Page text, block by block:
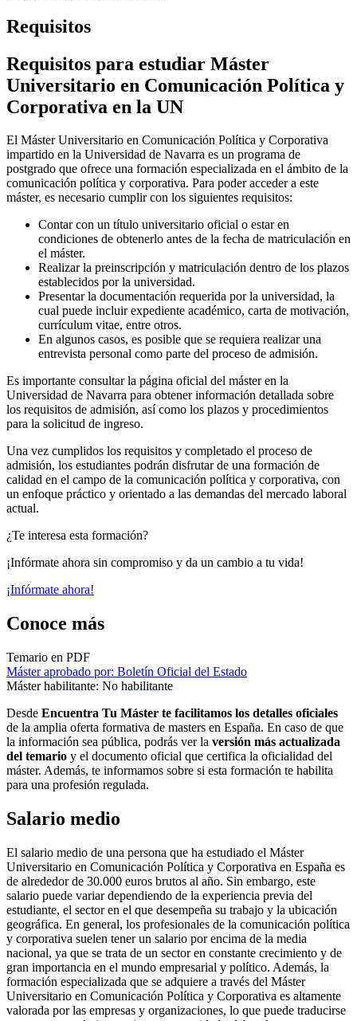
Requisitos
Requisitos para estudiar Máster
Universitario en Comunicación Política y
Corporativa en la UN
El Máster Universitario en Comunicación Política y Corporativa
impartido en la Universidad de Navarra es un programa de
postgrado que ofrece una formación especializada en el ámbito de la
comunicación política y corporativa. Para poder acceder a este
máster, es necesario cumplir con los siguientes requisitos:
Contar con un título universitario oficial o estar en
condiciones de obtenerlo antes de la fecha de matriculación en
el máster.
Realizar la preinscripción y matriculación dentro de los plazos
establecidos por la universidad.
Presentar la documentación requerida por la universidad, la
cual puede incluir expediente académico, carta de motivación,
currículum vitae, entre otros.
En algunos casos, es posible que se requiera realizar una
entrevista personal como parte del proceso de admisión.
Es importante consultar la página oficial del máster en la
Universidad de Navarra para obtener información detallada sobre
los requisitos de admisión, así como los plazos y procedimientos
para la solicitud de ingreso.
Una vez cumplidos los requisitos y completado el proceso de
admisión, los estudiantes podrán disfrutar de una formación de
calidad en el campo de la comunicación política y corporativa, con
un enfoque práctico y orientado a las demandas del mercado laboral
actual.
¿Te interesa esta formación?
¡Infórmate ahora sin compromiso y da un cambio a tu vida!
¡Infórmate ahora!
Conoce más
Temario en PDF
Máster aprobado por: Boletín Oficial del Estado
Máster habilitante: No habilitante
Desde Encuentra Tu Máster te facilitamos los detalles oficiales
de la amplia oferta formativa de masters en España. En caso de que
la información sea pública, podrás ver la versión más actualizada
del temario y el documento oficial que certifica la oficialidad del
máster. Además, te informamos sobre si esta formación te habilita
para una profesión regulada.
Salario medio
El salario medio de una persona que ha estudiado el Máster
Universitario en Comunicación Política y Corporativa en España es
de alrededor de 30.000 euros brutos al año. Sin embargo, este
salario puede variar dependiendo de la experiencia previa del
estudiante, el sector en el que desempeña su trabajo y la ubicación
geográfica. En general, los profesionales de la comunicación política
y corporativa suelen tener un salario por encima de la media
nacional, ya que se trata de un sector en constante crecimiento y de
gran importancia en el mundo empresarial y político. Además, la
formación especializada que se adquiere a través del Máster
Universitario en Comunicación Política y Corporativa es altamente
valorada por las empresas y organizaciones, lo que puede traducirse